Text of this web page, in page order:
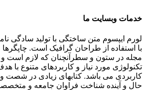
خدمات وبسایت ما
لورم ایپسوم متن ساختگی با تولید سادگی
با استفاده از طراحان گرافیک است. چاپگرها
مجله در ستون و سطرآنچنان که لازم است
تکنولوژی مورد نیاز و کاربردهای متنوع با
کاربردی می باشد. کتابهای زیادی در شصت
حال و آینده شناخت فراوان جامعه و